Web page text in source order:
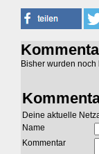
Bisher wurden
Deine aktuelle
Name
Kommentar